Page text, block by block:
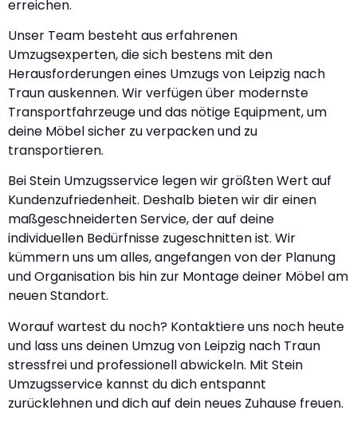
erreichen.
Unser Team besteht aus erfahrenen
Umzugsexperten, die sich bestens mit den
Herausforderungen eines Umzugs von Leipzig nach
Traun auskennen. Wir verfügen über modernste
Transportfahrzeuge und das nötige Equipment, um
deine Möbel sicher zu verpacken und zu
transportieren.
Bei Stein Umzugsservice legen wir größten Wert auf
Kundenzufriedenheit. Deshalb bieten wir dir einen
maßgeschneiderten Service, der auf deine
individuellen Bedürfnisse zugeschnitten ist. Wir
kümmern uns um alles, angefangen von der Planung
und Organisation bis hin zur Montage deiner Möbel am
neuen Standort.
Worauf wartest du noch? Kontaktiere uns noch heute
und lass uns deinen Umzug von Leipzig nach Traun
stressfrei und professionell abwickeln. Mit Stein
Umzugsservice kannst du dich entspannt
zurücklehnen und dich auf dein neues Zuhause freuen.